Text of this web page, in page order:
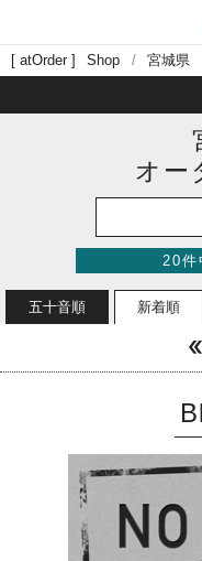
atOrder Shop 宮城県
オー
20
五十音順 新着順
